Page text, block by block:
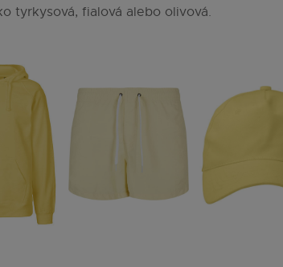
tyrkysová, fialová alebo olivová.